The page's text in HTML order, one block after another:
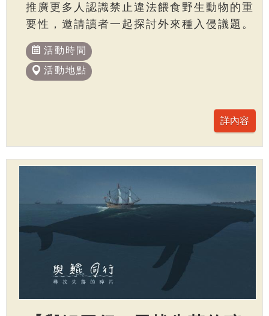
推廣更多人認識禁止違法餵食野生動物的重
要性，邀請讀者一起探討外來種入侵議題。
活動時間
活動地點